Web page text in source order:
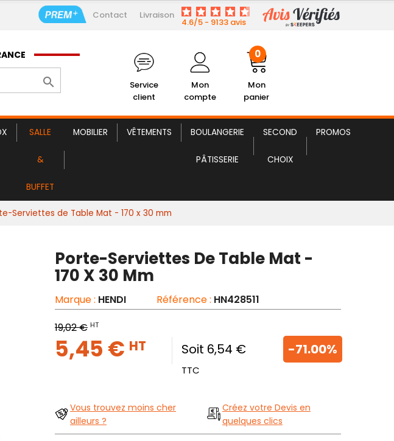
Contact Livraison
4.6/5 - 9133 avis

Service
client
Mon
compte
Mon
panier
0
SALLE
&
BUFFET
MOBILIER VÊTEMENTS BOULANGERIE
PÂTISSERIE
SECOND
CHOIX
PROMOS
Porte-Serviettes de Table Mat 5,45 € HT
Serviettes de Table Mat - 170 x 30 mm
Porte-Serviettes De Table Mat -
170 X 30 Mm
Marque : HENDI Référence : HN428511
19,02 € HT
5,45 € HT Soit 6,54 €
TTC
-71.00%
Vous trouvez moins cher
ailleurs ?
Créez votre Devis en
quelques clics